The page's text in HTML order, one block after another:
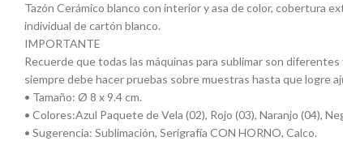
Tazón Cerámico blanco con interior y asa de color, cobertura
individual de cartón blanco.
IMPORTANTE
Recuerde que todas las máquinas para sublimar son
siempre debe hacer pruebas sobre muestras hasta que logre
• Tamaño: Ø 8 x 9.4 cm.
• Colores:Azul Paquete de Vela (02), Rojo (03), Naranjo (04),
• Sugerencia: Sublimación, Serigrafía CON HORNO, Calco.